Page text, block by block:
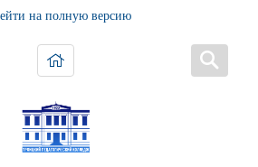
на полную версию